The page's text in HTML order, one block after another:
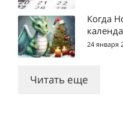
Когда
24 января
Читать еще